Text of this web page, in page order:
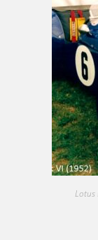
Lotus